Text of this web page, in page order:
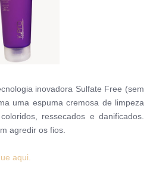
inovadora Sulfate Free (sem
uma espuma cremosa de limpeza
ressecados e danificados.
agredir os fios.
aqui.